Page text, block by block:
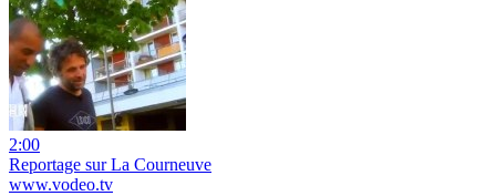
2:00
Reportage sur La Courneuve
www.vodeo.tv